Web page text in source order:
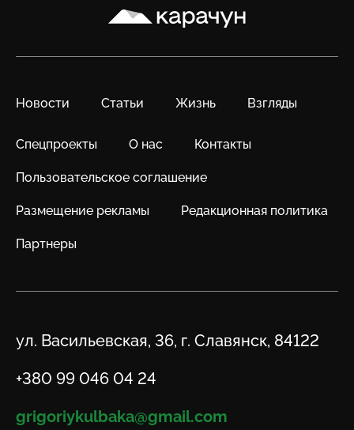
Карачун
Новости Статьи Жизнь Взгляды
Спецпроекты О нас Контакты
Пользовательское соглашение
Размещение рекламы Редакционная политика
Партнеры
Адрес
ул. Васильевская, 36, г. Славянск, 84122
Телефон
+380 99 046 04 24
Email
grigoriykulbaka@gmail.com